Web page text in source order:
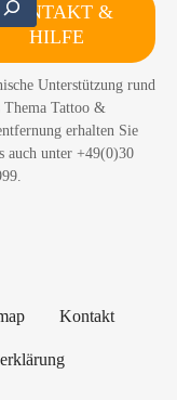
KONTAKT &
HILFE
Unterstützung rund
Thema Tattoo &
erhalten Sie
auch unter +49(0)30
Kontakt